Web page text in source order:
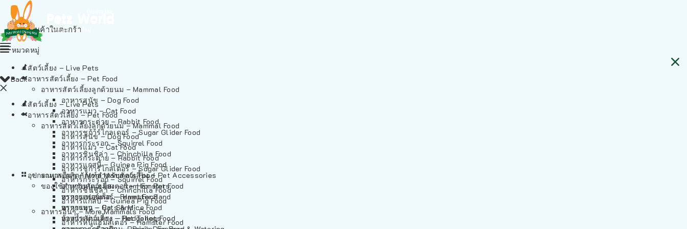
ไม่มีสินค้าในตะกร้า
Back
สัตว์เลี้ยง – Live Pets
อาหารสัตว์เลี้ยง – Pet Food
อาหารสัตว์เลี้ยงลูกด้วยนม – Mammal Food
อาหารสุนัข – Dog Food
อาหารแมว – Cat Food
อาหารกระต่าย – Rabbit Food
อาหารชูก้าร์ไกลเดอร์ – Sugar Glider Food
อาหารกระรอก – Squirrel Food
อาหารชินชิล่า – Chinchilla Food
อาหารแกสบี้ – Guinea Pig Food
อาหารอื่นๆ – More Mammals Food
อาหารหนูแฮมสเตอร์ – Hamster Food
หมวดหมู่
สัตว์เลี้ยง – Live Pets
อาหารสัตว์เลี้ยง – Pet Food
อาหารสัตว์เลี้ยงลูกด้วยนม – Mammal Food
อาหารสุนัข – Dog Food
อาหารแมว – Cat Food
อาหารกระต่าย – Rabbit Food
อาหารชูก้าร์ไกลเดอร์ – Sugar Glider Food
อาหารกระรอก – Squirrel Food
อาหารชินชิล่า – Chinchilla Food
อาหารแกสบี้ – Guinea Pig Food
อาหารอื่นๆ – More Mammals Food
อาหารหนูแฮมสเตอร์ – Hamster Food
อาหารเฟอร์เร็ต – Ferret Food
อาหารหนู – Rats & Mice Food
อาหารเม่นแคระ – Hedgehog Food
อุปกรณและผลิตภัณฑ์สำหรับสัตว์เลี้ยง – Pet Accessories
ของใช้สำหรับสัตว์เลี้ยง – Item For Pets
ทรายแฮมสเตอร์ – Hamster Sand
ทรายแมว – Cat Sand
ห้องน้ำสัตว์เลี้ยง – Pet Toilets